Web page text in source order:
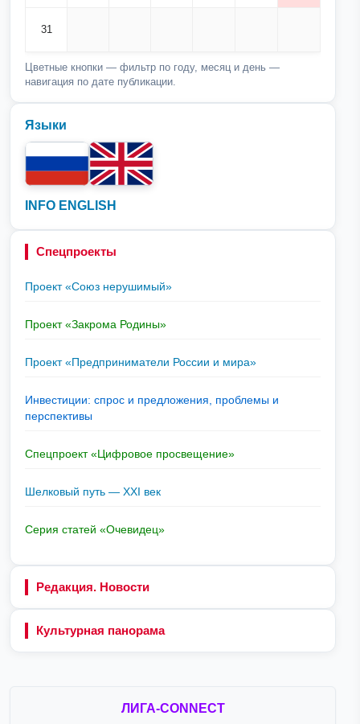
31
Цветные кнопки — фильтр по году, месяц и день —
навигация по дате публикации.
Языки
INFO ENGLISH
Спецпроекты
Проект «Союз нерушимый»
Проект «Закрома Родины»
Проект «Предприниматели России и мира»
Инвестиции: спрос и предложения, проблемы и
перспективы
Спецпроект «Цифровое просвещение»
Шелковый путь — XXI век
Серия статей «Очевидец»
Редакция. Новости
Культурная панорама
ЛИГА-CONNECT